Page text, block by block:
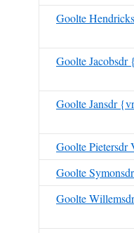
Goolte
Goolte
Goolte Jansdr
Goolte Pietersdr
Goolte
Goolte